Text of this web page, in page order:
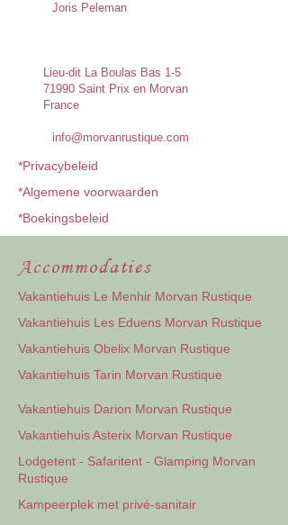
Joris Peleman
Lieu-dit La Boulas Bas 1-5
71990 Saint Prix en Morvan
France
info@morvanrustique.com
*Privacybeleid
*Algemene voorwaarden
*Boekingsbeleid
Accommodaties
Vakantiehuis Le Menhir Morvan Rustique
Vakantiehuis Les Eduens Morvan Rustique
Vakantiehuis Obelix Morvan Rustique
Vakantiehuis Tarin Morvan Rustique
Vakantiehuis Darion Morvan Rustique
Vakantiehuis Asterix Morvan Rustique
Lodgetent - Safaritent - Glamping Morvan
Rustique
Kampeerplek met privé-sanitair